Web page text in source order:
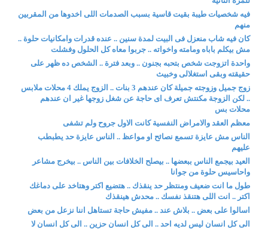
فيه شخصيات طيبة بقيت قاسية بسبب الصدمات اللى اخدوها من المقربين
منهم
كان فيه شاب منعزل فى البيت لمدة سنين .. عنده قدرات وامكانيات حلوة ..
مش بيكلم باباه ومامته واخواته .. جربوا معاه كل الحلول وفشلت
واحدة اتزوجت شخص بتحبه بجنون .. وبعد فترة .. الشخص ده ظهر على
حقيقته وبقى استغلالى وخبيث
زوج جميل وزوجته جميلة كان عندهم 3 بنات .. الزوج يملك 4 محلات ملابس
.. لكن الزوجة مكنتش تعرف اى حاجة عن شغل زوجها غير ان عندهم
محلات بس
معظم العقد والامراض النفسية كانت الاول جروح ولم تشفى
الناس مش عايزة تسمع نصائح او مواعظ .. الناس عايزة حد يطبطب
عليهم
العيد بيجمع الناس ببعضها .. بيصلح الخلافات بين الناس .. بيخرج مشاعر
واحاسيس حلوة من جوانا
طول ما انت ضعيف ومنتظر حد ينقذك .. هتضيع اكتر وهتاخد على دماغك
اكتر .. انت اللى هتنقذ نفسك .. محدش هينقذك
اسالوا على بعض .. بلاش عند .. مفيش حاجة تستاهل اننا نزعل من بعض
الى كل انسان ليس لديه احد .. الى كل انسان حزين .. الى كل انسان لا